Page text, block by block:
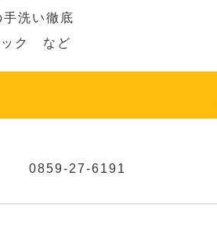
手洗い徹底
ック など
0859-27-6191